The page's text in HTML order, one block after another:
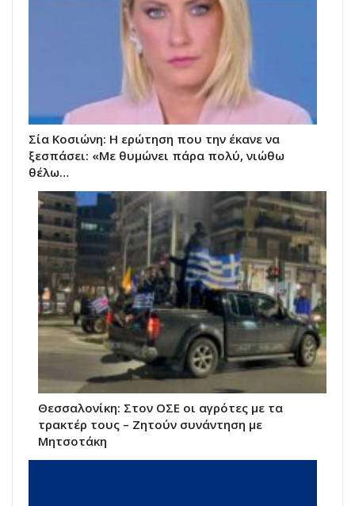
Σία Κοσιώνη: Η ερώτηση που την έκανε να
ξεσπάσει: «Με θυμώνει πάρα πολύ, νιώθω
θέλω…
Θεσσαλονίκη: Στον ΟΣΕ οι αγρότες με τα
τρακτέρ τους – Ζητούν συνάντηση με
Μητσοτάκη